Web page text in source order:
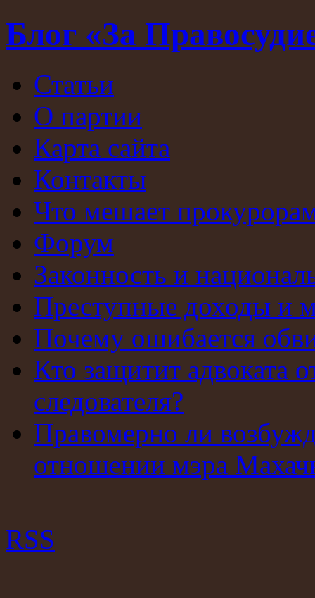
Блог «За
Статьи
О партии
Карта сайта
Контакты
Что мешает
Форум
Законность и
Преступные доходы и
Почему ошибается
Кто защитит адвоката
следователя?
Правомерно ли
отношении мэра
RSS